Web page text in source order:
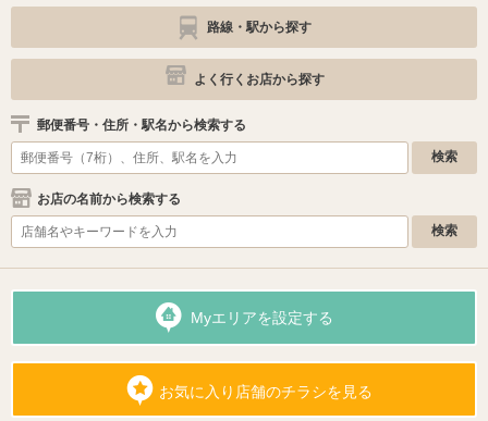
路線・駅から探す
よく行くお店から探す
郵便番号・住所・駅名から検索する
お店の名前から検索する
Myエリアを設定する
お気に入り店舗のチラシを見る